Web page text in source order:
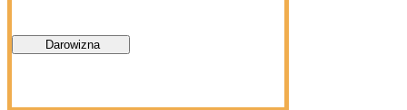
Darowizna